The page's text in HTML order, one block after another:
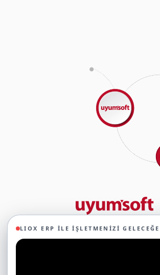
LIOX ERP ILE İŞLETMENIZI
29 yıllık deneyimimizle birlikte, 350'den fazla
yaparak, 45'ten fazla sektörde faaliyet
oluşturduğumuz ekosistemin gücüyle